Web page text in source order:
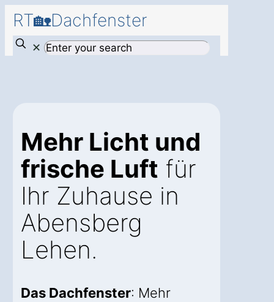
RT🏡Dachfenster
✕
Mehr Licht und
frische Luft für
Ihr Zuhause in
Abensberg
Lehen.
Das Dachfenster: Mehr